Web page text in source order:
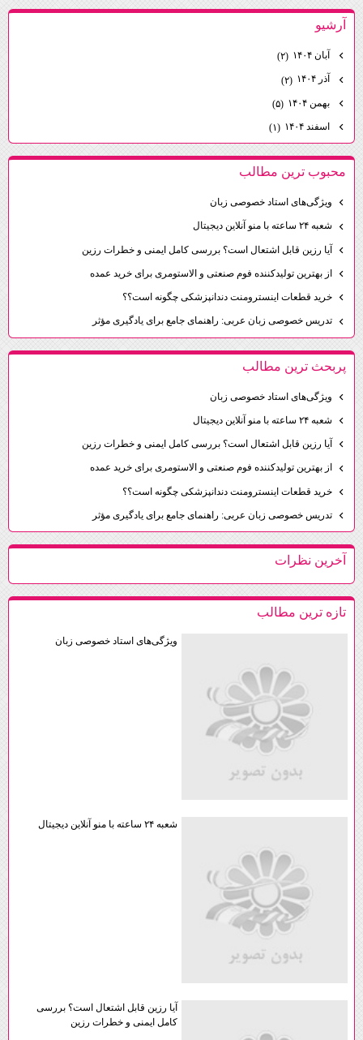
آرشيو
آبان ۱۴۰۴
(۲)
آذر ۱۴۰۴
(۲)
بهمن ۱۴۰۴
(۵)
اسفند ۱۴۰۴
(۱)
محبوب ترين مطالب
ویژگی‌های استاد خصوصی زبان
شعبه ۲۴ ساعته با منو آنلاین دیجیتال
آیا رزین قابل اشتعال است؟ بررسی کامل ایمنی و خطرات رزین
از بهترین تولیدکننده فوم صنعتی و الاستومری برای خرید عمده
خرید قطعات اینسترومنت دندانپزشکی چگونه است؟؟
تدریس خصوصی زبان عربی: راهنمای جامع برای یادگیری مؤثر
پربحث ترين مطالب
ویژگی‌های استاد خصوصی زبان
شعبه ۲۴ ساعته با منو آنلاین دیجیتال
آیا رزین قابل اشتعال است؟ بررسی کامل ایمنی و خطرات رزین
از بهترین تولیدکننده فوم صنعتی و الاستومری برای خرید عمده
خرید قطعات اینسترومنت دندانپزشکی چگونه است؟؟
تدریس خصوصی زبان عربی: راهنمای جامع برای یادگیری مؤثر
آخرين نظرات
تازه ترين مطالب
ویژگی‌های استاد خصوصی زبان
شعبه ۲۴ ساعته با منو آنلاین دیجیتال
آیا رزین قابل اشتعال است؟ بررسی
کامل ایمنی و خطرات رزین